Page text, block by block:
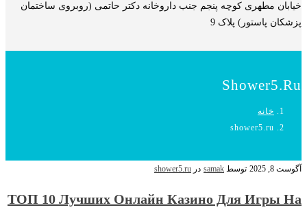
خیابان مطهری کوچه پنجم جنب داروخانه دکتر حاتمی (روبروی ساختمان
پزشکان پاستور) پلاک 9
Shower5.ru
خانه
shower5.ru
آگوست 8, 2025 توسط samak در shower5.ru
ТОП 10 Лучших Онлайн Казино Для Игры На